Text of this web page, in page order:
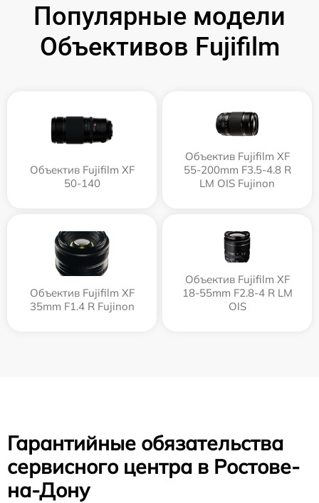
Популярные модели
Объективов Fujifilm
Объектив Fujifilm XF
50-140
Объектив Fujifilm XF
55-200mm F3.5-4.8 R
LM OIS Fujinon
Объектив Fujifilm XF
35mm F1.4 R Fujinon
Объектив Fujifilm XF
18-55mm F2.8-4 R LM
OIS
Гарантийные обязательства
сервисного центра в Ростове-
на-Дону